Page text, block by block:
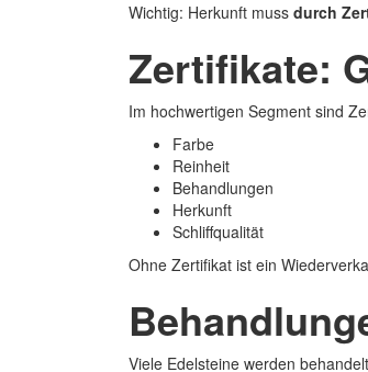
Wichtig: Herkunft muss durch
Zertifikate:
Im hochwertigen Segment sind
Farbe
Reinheit
Behandlungen
Herkunft
Schliffqualität
Ohne Zertifikat ist ein
Viele Edelsteine werden